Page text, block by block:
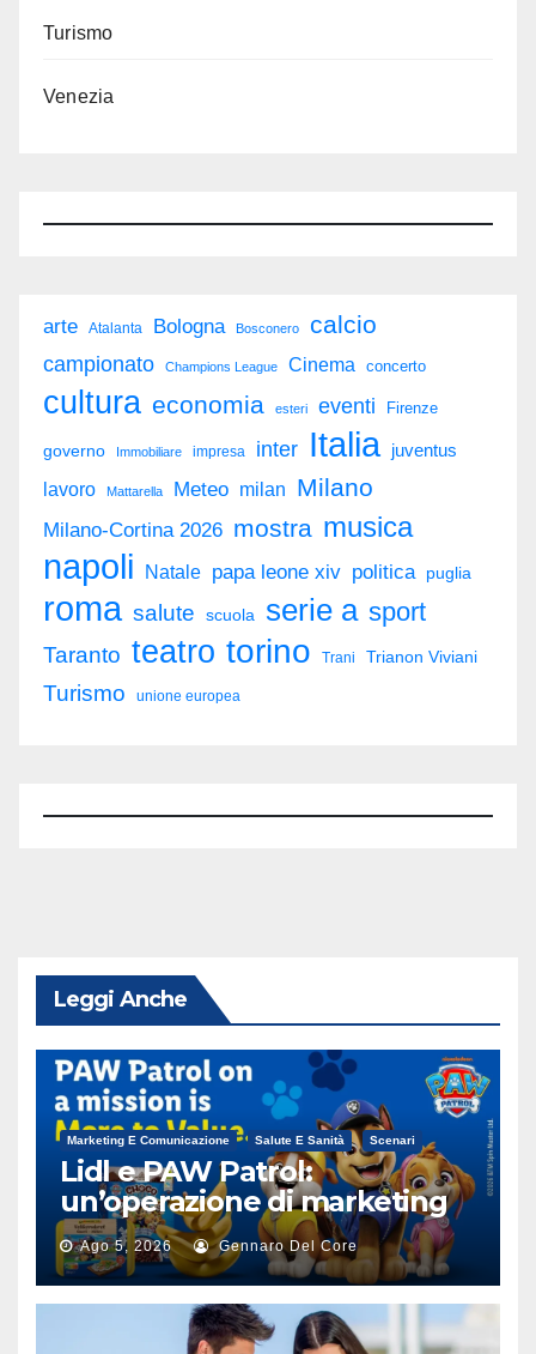
Turismo
Venezia
arte Atalanta Bologna Bosconero calcio
campionato Champions League Cinema concerto
cultura economia esteri eventi Firenze
governo Immobiliare impresa inter Italia juventus
lavoro
Mattarella Meteo milan Milano
Milano-Cortina 2026 mostra musica
napoli Natale papa leone xiv politica puglia
roma salute scuola serie a sport
Taranto teatro torino Trani Trianon Viviani
Turismo unione europea
Leggi Anche
Marketing E Comunicazione Salute E Sanità Scenari
Lidl e PAW Patrol:
un’operazione di marketing
alimentare
Ago 5, 2026 Gennaro Del Core